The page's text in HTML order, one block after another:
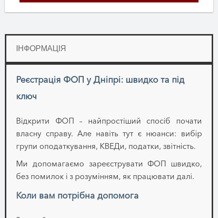
ІНФОРМАЦІЯ
Реєстрація ФОП у Дніпрі: швидко та під
ключ
Відкрити ФОП – найпростіший спосіб почати
власну справу. Але навіть тут є нюанси: вибір
групи оподаткування, КВЕДи, податки, звітність.
Ми допомагаємо зареєструвати ФОП швидко,
без помилок і з розумінням, як працювати далі.
Коли вам потрібна допомога